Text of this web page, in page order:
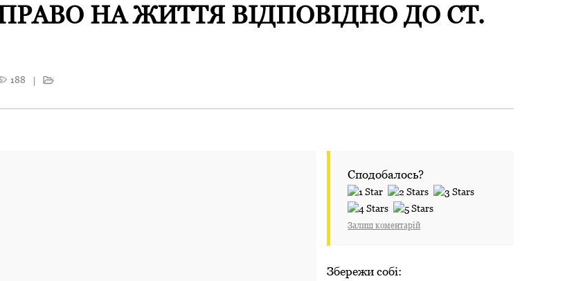
НА ЖИТТЯ ВІДПОВІДНО ДО СТ.
188 |
Сподобалось?
Залиш коментарій
Збережи собі: